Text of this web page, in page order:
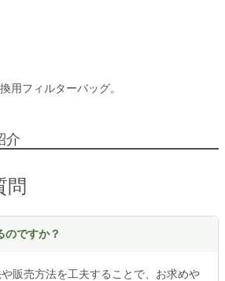
用フィルターバッグ。
介
問
のですか？
販売方法を工夫することで、お求めや